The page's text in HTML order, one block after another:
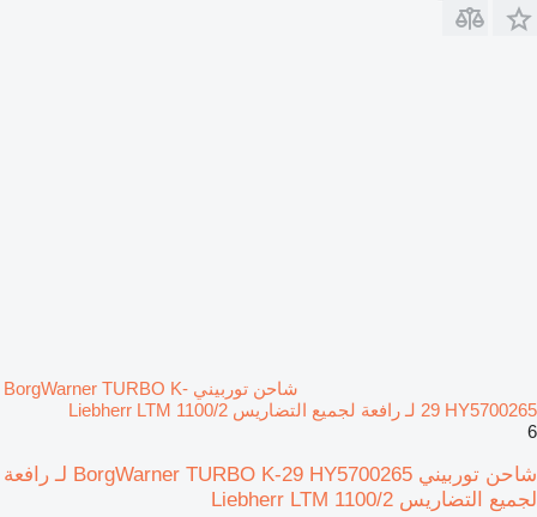
شاحن توربيني BorgWarner TURBO K-
29 HY5700265 لـ رافعة لجميع التضاريس Liebherr LTM 1100/2
6
شاحن توربيني BorgWarner TURBO K-29 HY5700265 لـ رافعة
لجميع التضاريس Liebherr LTM 1100/2